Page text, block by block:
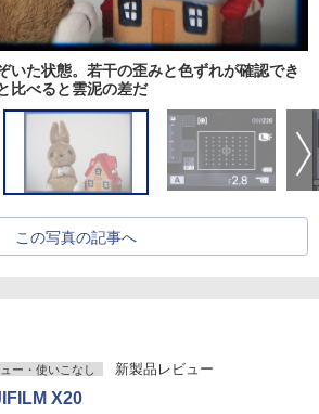
いた状態。若干の歪みと色ずれが確認でき
比べると雲泥の差だ
この写真の記事へ
ー・使いこなし 新製品レビュー
X20